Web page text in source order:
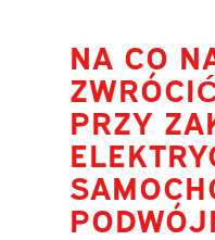
NA CO
PRZY